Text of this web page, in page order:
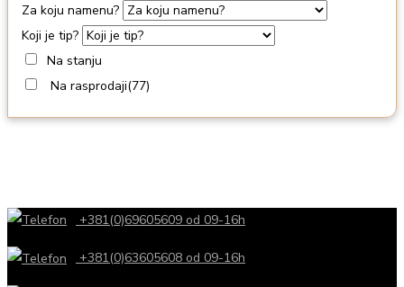
Za koju namenu?
Koji je tip?
Na stanju
Na rasprodaji(77)
+381(0)69605609 od 09-16h
+381(0)63605608 od 09-16h